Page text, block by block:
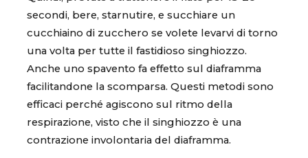
secondi, bere, starnutire, e succhiare un
cucchiaino di zucchero se volete levarvi di torno
una volta per tutte il fastidioso singhiozzo.
Anche uno spavento fa effetto sul diaframma
facilitandone la scomparsa. Questi metodi sono
efficaci perché agiscono sul ritmo della
respirazione, visto che il singhiozzo è una
contrazione involontaria del diaframma.